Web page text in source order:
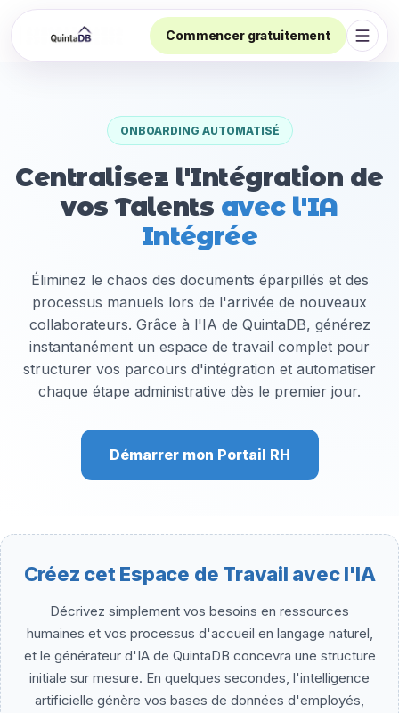
Commencer gratuitement
ONBOARDING AUTOMATISÉ
Centralisez l'Intégration de
vos Talents avec l'IA
Intégrée
Éliminez le chaos des documents éparpillés et des
processus manuels lors de l'arrivée de nouveaux
collaborateurs. Grâce à l'IA de QuintaDB, générez
instantanément un espace de travail complet pour
structurer vos parcours d'intégration et automatiser
chaque étape administrative dès le premier jour.
Démarrer mon Portail RH
Créez cet Espace de Travail avec l'IA
Décrivez simplement vos besoins en ressources
humaines et vos processus d'accueil en langage naturel,
et le générateur d'IA de QuintaDB concevra une structure
initiale sur mesure. En quelques secondes, l'intelligence
artificielle génère vos bases de données d'employés,